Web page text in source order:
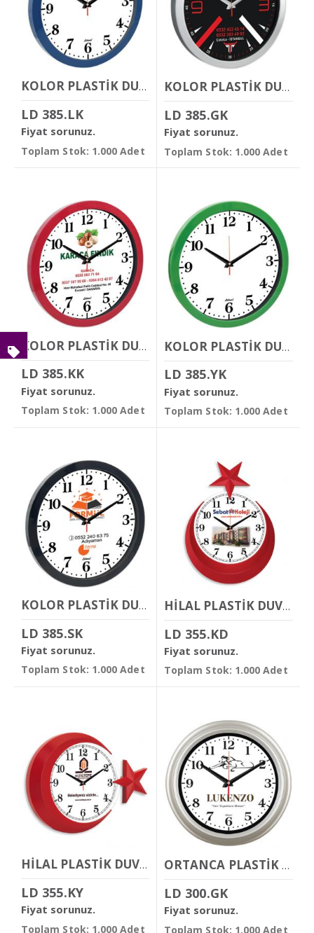
KOLOR PLASTİK DUVAR SAATİ
LD 385.LK
Fiyat sorunuz.
Toplam Stok: 1.000 Adet
KOLOR PLASTİK DUVAR SAATİ
LD 385.GK
Fiyat sorunuz.
Toplam Stok: 1.000 Adet
KOLOR PLASTİK DUVAR SAATİ
LD 385.KK
Fiyat sorunuz.
Toplam Stok: 1.000 Adet
KOLOR PLASTİK DUVAR SAATİ
LD 385.YK
Fiyat sorunuz.
Toplam Stok: 1.000 Adet
KOLOR PLASTİK DUVAR SAATİ
LD 385.SK
Fiyat sorunuz.
Toplam Stok: 1.000 Adet
HİLAL PLASTİK DUVAR SAATİ
LD 355.KD
Fiyat sorunuz.
Toplam Stok: 1.000 Adet
HİLAL PLASTİK DUVAR SAATİ
LD 355.KY
Fiyat sorunuz.
Toplam Stok: 1.000 Adet
ORTANCA PLASTİK DUVAR SAATİ
LD 300.GK
Fiyat sorunuz.
Toplam Stok: 1.000 Adet